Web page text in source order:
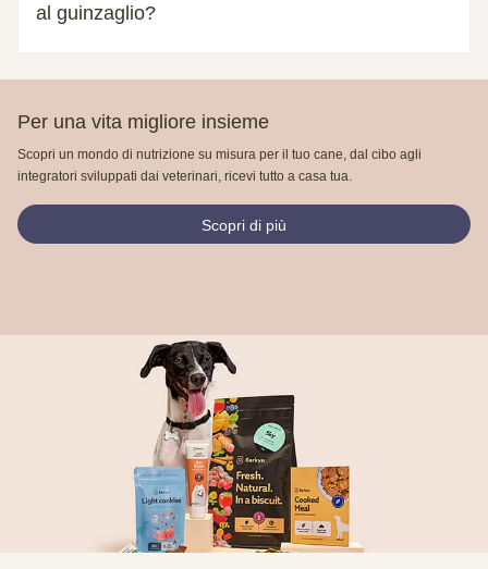
al guinzaglio?
Per una vita migliore insieme
Scopri un mondo di nutrizione su misura per il tuo cane, dal cibo agli
integratori sviluppati dai veterinari, ricevi tutto a casa tua.
Scopri di più